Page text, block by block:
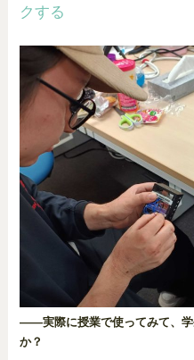
クする
――実際に授業で使ってみて、学
か？